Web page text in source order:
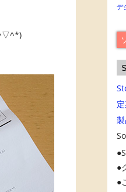
カ
ブ
デ